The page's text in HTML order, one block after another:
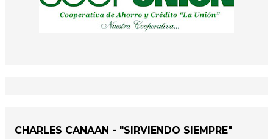
CHARLES CANAAN - "SIRVIENDO SIEMPRE"